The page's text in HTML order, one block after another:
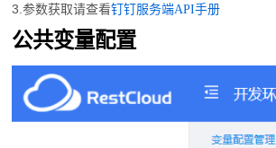
3.参数获取请查看钉钉服务端API手册
公共变量配置